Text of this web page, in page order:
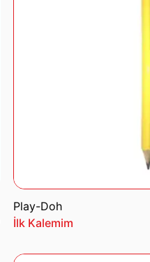
Play-Doh
İlk Kalemim